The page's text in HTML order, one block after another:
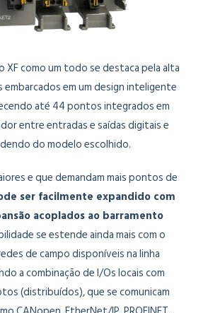
XF como um todo se destaca pela alta
em um design inteligente
até 44 pontos integrados em
entre entradas e saídas digitais e
do modelo escolhido.
e que demandam mais pontos de
ser facilmente expandido com
acoplados ao barramento
se estende ainda mais com o
de campo disponíveis na linha
a combinação de I/Os locais com
(distribuídos), que se comunicam